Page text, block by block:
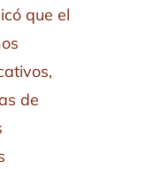
que el
de